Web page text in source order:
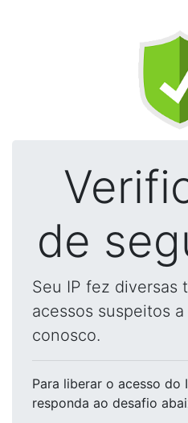
de
Seu IP fez diversas
acessos suspeitos
conosco.
Para liberar o acesso do
responda ao desafio